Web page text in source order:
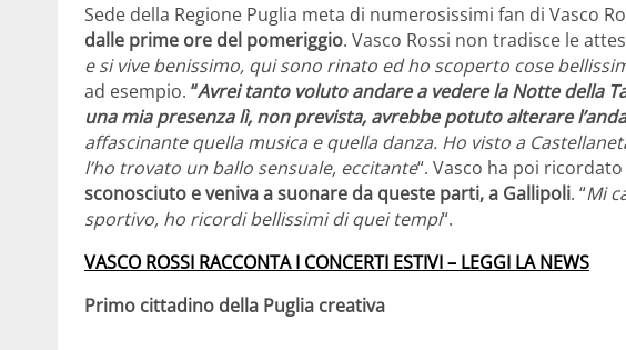
Sede della Regione Puglia meta di numerosissimi fan di Vasco
dalle prime ore del pomeriggio. Vasco Rossi non tradisce le
e si vive benissimo, qui sono rinato ed ho scoperto cose
ad esempio. “Avrei tanto voluto andare a vedere la Notte della
una mia presenza lì, non prevista, avrebbe potuto alterare
affascinante quella musica e quella danza. Ho visto a
l’ho trovato un ballo sensuale, eccitante“. Vasco ha poi ricordato
sconosciuto e veniva a suonare da queste parti, a Gallipoli. “Mi
sportivo, ho ricordi bellissimi di quei tempi“.
VASCO ROSSI RACCONTA I CONCERTI ESTIVI – LEGGI LA NEWS
Primo cittadino della Puglia creativa